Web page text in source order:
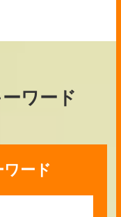
ワード
ード